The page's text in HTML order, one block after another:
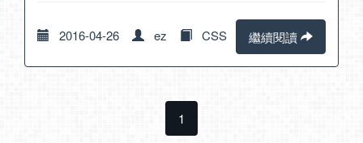
2016-04-26 ez CSS 繼續閱讀
1